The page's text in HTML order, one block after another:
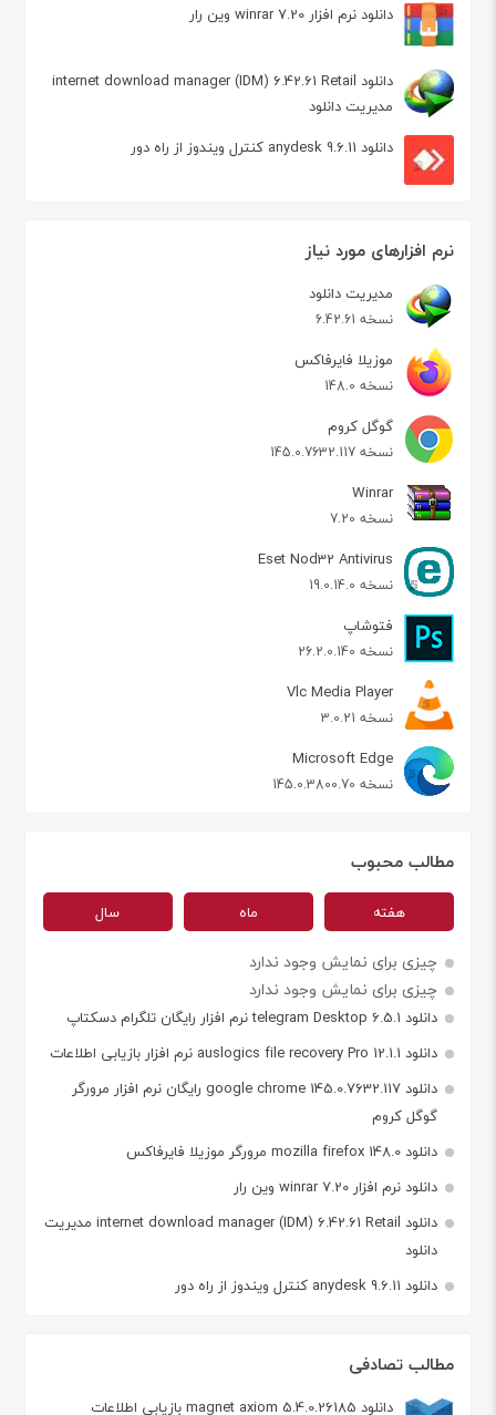
دانلود نرم افزار winrar 7.20 وین رار
دانلود internet download manager (IDM) 6.42.61 Retail
مدیریت دانلود
دانلود anydesk 9.6.11 کنترل ویندوز از راه دور
نرم افزارهای مورد نیاز
مدیریت دانلود
نسخه 6.42.61
موزیلا فایرفاکس
نسخه 148.0
گوگل کروم
نسخه 145.0.7632.117
Winrar
نسخه 7.20
Eset Nod32 Antivirus
نسخه 19.0.14.0
فتوشاپ
نسخه 26.2.0.140
Vlc Media Player
نسخه 3.0.21
Microsoft Edge
نسخه 145.0.3800.70
مطالب محبوب
هفته ماه سال
چیزی برای نمایش وجود ندارد
چیزی برای نمایش وجود ندارد
دانلود telegram Desktop 6.5.1 نرم افزار رایگان تلگرام دسکتاپ
دانلود auslogics file recovery Pro 12.1.1 نرم افزار بازیابی اطلاعات
دانلود google chrome 145.0.7632.117 رایگان نرم افزار مرورگر
گوگل کروم
دانلود mozilla firefox 148.0 مرورگر موزیلا فایرفاکس
دانلود نرم افزار winrar 7.20 وین رار
دانلود internet download manager (IDM) 6.42.61 Retail مدیریت
دانلود
دانلود anydesk 9.6.11 کنترل ویندوز از راه دور
مطالب تصادفی
دانلود magnet axiom 5.4.0.26185 بازیابی اطلاعات